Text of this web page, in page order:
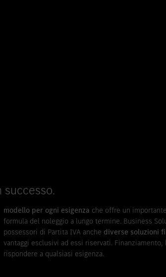
modello per ogni esigenza che offre un
formula del noleggio a lungo termine. Business
possessori di Partita IVA anche diverse soluzioni
vantaggi esclusivi ad essi riservati.
rispondere a qualsiasi esigenza.